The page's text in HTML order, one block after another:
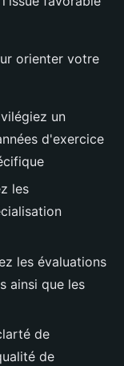
orienter votre
un
d'exercice
les
les évaluations
ainsi que les
de
de